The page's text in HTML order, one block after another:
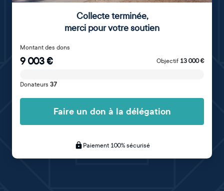
Collecte terminée,
merci pour votre soutien
Montant des dons
9 003€ Objectif 13 000€
Donateurs 37
Faire un don à la délégation
Paiement 100% sécurisé